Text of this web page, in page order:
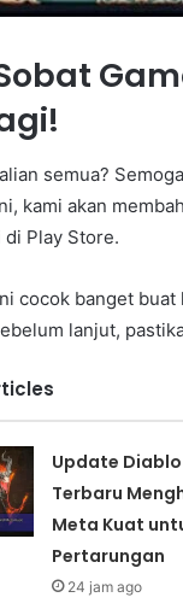
semua?
kami akan
Play Store.
cocok banget buat
lanjut,
Update Diablo
Terbaru
Meta Kuat
Pertarungan
24 jam ago